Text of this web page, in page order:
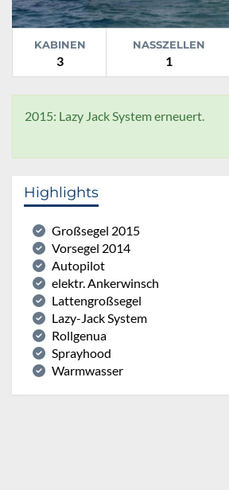
KABINEN
3
NASSZELLEN
1
2015: Lazy Jack System erneuert.
Highlights
Großsegel 2015
Vorsegel 2014
Autopilot
elektr. Ankerwinsch
Lattengroßsegel
Lazy-Jack System
Rollgenua
Sprayhood
Warmwasser